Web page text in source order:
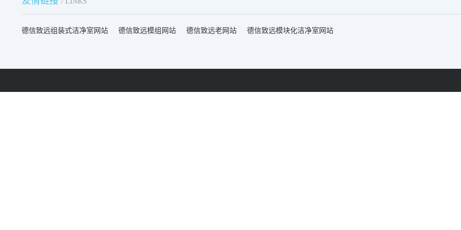
德信致远组装式洁净室网站 德信致远模组网站 德信致远老网站 德信致远模块化洁净室网站